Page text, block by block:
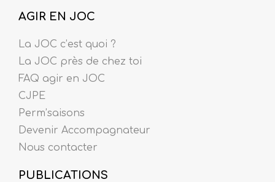
AGIR EN JOC
La JOC c’est quoi ?
La JOC près de chez toi
FAQ agir en JOC
CJPE
Perm’saisons
Devenir Accompagnateur
Nous contacter
PUBLICATIONS